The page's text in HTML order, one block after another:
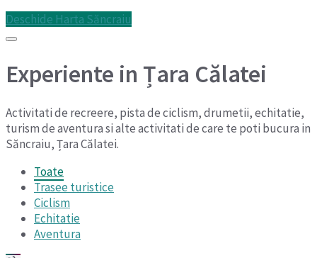
Deschide Harta Săncraiu
Experiente in Țara Călatei
Activitati de recreere, pista de ciclism, drumetii, echitatie,
turism de aventura si alte activitati de care te poti bucura in
Săncraiu, Țara Călatei.
Toate
Trasee turistice
Ciclism
Echitatie
Aventura